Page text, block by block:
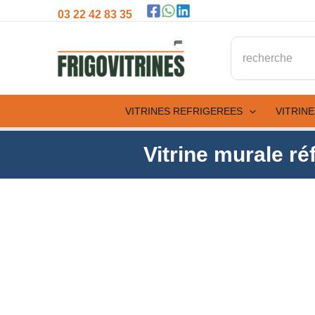
03 22 42 83 35
Rechercher:
VITRINES REFRIGEREES
Vitrine murale